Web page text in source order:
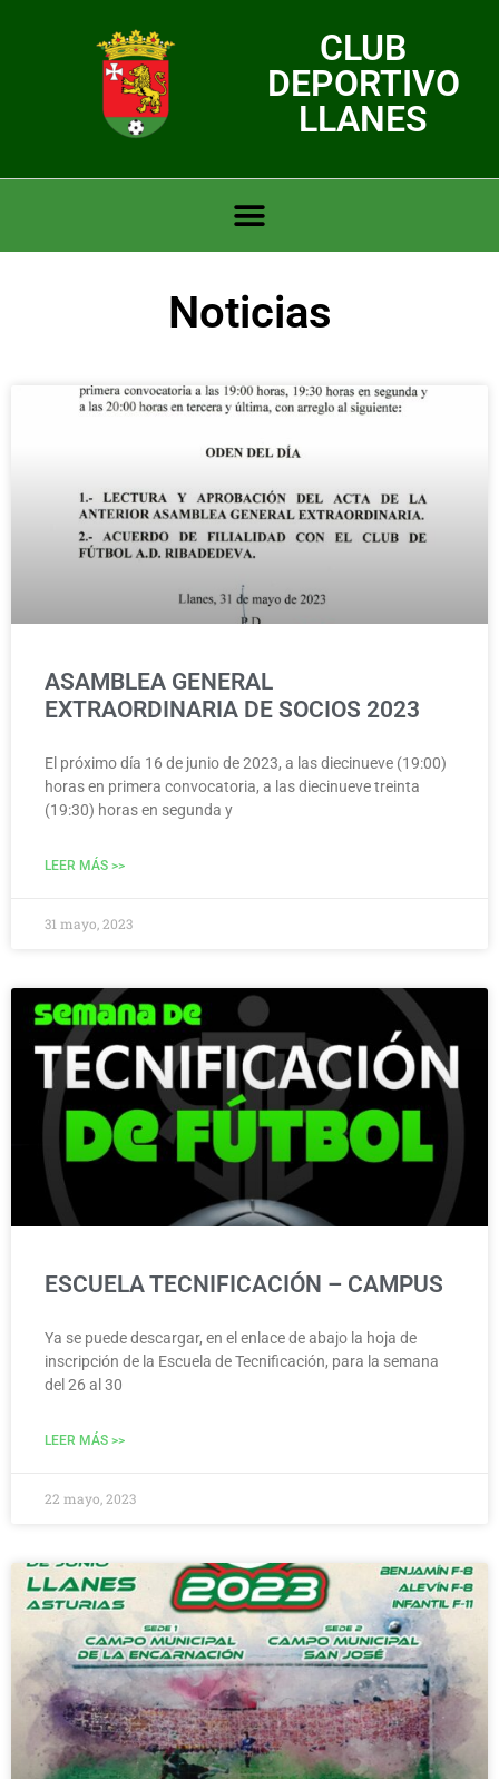
CLUB
DEPORTIVO
LLANES
Noticias
ASAMBLEA GENERAL
EXTRAORDINARIA DE SOCIOS 2023
El próximo día 16 de junio de 2023, a las diecinueve (19:00)
horas en primera convocatoria, a las diecinueve treinta
(19:30) horas en segunda y
LEER MÁS >>
31 mayo, 2023
ESCUELA TECNIFICACIÓN – CAMPUS
Ya se puede descargar, en el enlace de abajo la hoja de
inscripción de la Escuela de Tecnificación, para la semana
del 26 al 30
LEER MÁS >>
22 mayo, 2023